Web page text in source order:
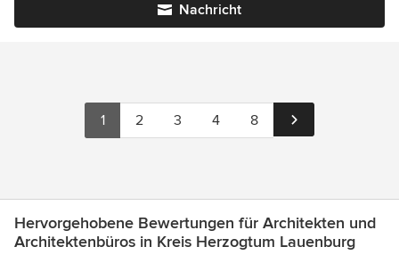
Nachricht
1 2 3 4 8
Hervorgehobene Bewertungen für Architekten und
Architektenbüros in Kreis Herzogtum Lauenburg